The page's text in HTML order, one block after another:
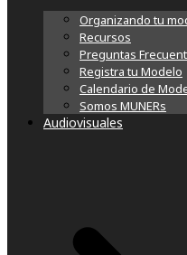
Organizando tu
Recursos
Preguntas
Registra tu Modelo
Calendario de
Somos MUNERs
Audiovisuales